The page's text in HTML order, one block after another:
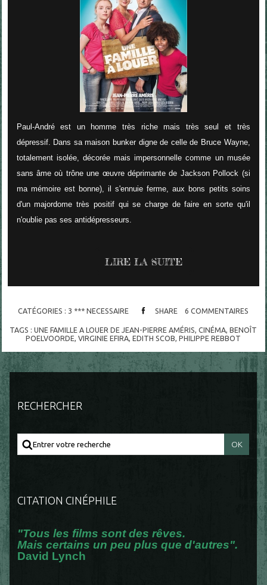
Paul-André est un homme très riche mais très seul et très
dépressif. Dans sa maison bunker digne de celle de Bruce Wayne,
totalement isolée, décorée mais impersonnelle comme un musée
sans âme où trône une œuvre déprimante de Jackson Pollock (si
ma mémoire est bonne), il s'ennuie ferme, aux bons petits soins
d'un majordome très positif qui se charge de faire en sorte qu'il
n'oublie pas ses antidépresseurs.
LIRE LA SUITE
CATÉGORIES : 3 *** NECESSAIRE SHARE 6 COMMENTAIRES
TAGS :UNE FAMILLE A LOUER DE JEAN-PIERRE AMÉRIS,CINÉMA,BENOÎT
POELVOORDE,VIRGINIE EFIRA,EDITH SCOB,PHILIPPE REBBOT
RECHERCHER
CITATION CINÉPHILE
"Tous les films sont des rêves.
Mais certains un peu plus que d'autres".
David Lynch